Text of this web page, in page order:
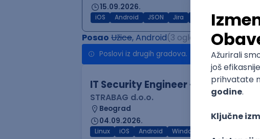
15.09.2026.
iOS Android JSON Jira Agile Senior
Posao Užice, Android(3 oglasa)
Poslovi iz drugih gradova.
IT Security Engineer –
STRABAG d.o.o.
Beograd
04.09.2026.
Linux iOS Android Windows